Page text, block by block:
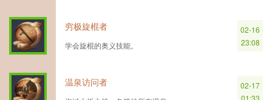
穷极旋棍者
学会旋棍的奥义技能。
02-16
23:08
温泉访问者
02-17
01:33